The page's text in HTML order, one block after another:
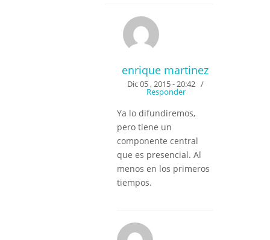
enrique martinez
Dic 05 , 2015 - 20:42 /
Responder
Ya lo difundiremos,
pero tiene un
componente central
que es presencial. Al
menos en los primeros
tiempos.